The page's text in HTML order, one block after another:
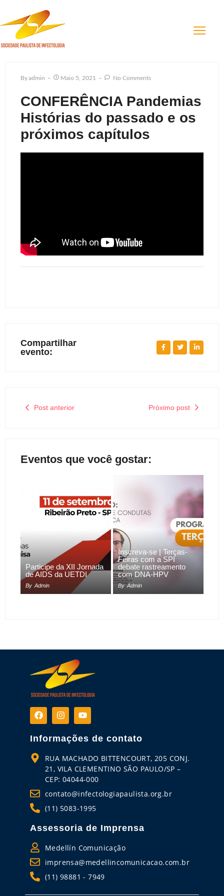
ByAdmin Maio 5, 2021 No Comments
CONFERÊNCIA Pandemias
Histórias do passado e os
próximos capítulos
Compartilhar
evento:
Post anterior Próximo post
Eventos que você gostar:
Participe da XII Jornada
de AIDS da UETDI
By Admin
Inscreva-se | Terças-
Feiras com a SPI
debate rastreamento
com DNA-HPV
By Admin
Informações de contato
RUA MACHADO BITTENCOURT, 205 CONJ.
21, VILA CLEMENTINO SÃO PAULO/SP –
CEP: 04044-000
contato@infectologiapaulista.org.br
(11) 5083-1995
Assessoria de Imprensa
Medellín Comunicação
imprensa@medellincomunicacao.com.br
(11) 98881 - 7949